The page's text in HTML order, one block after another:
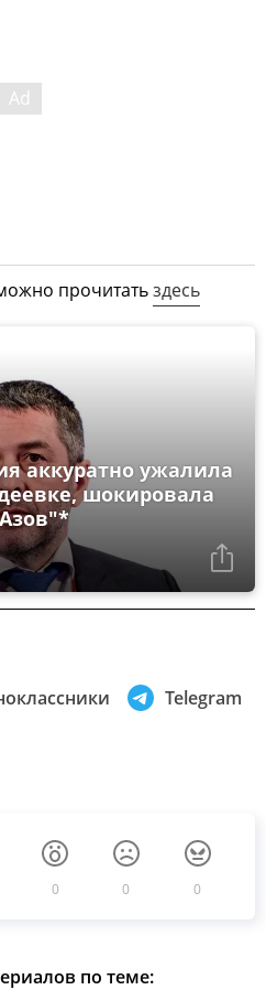
прочитатьздесь
аккуратно ужалила
шокировала
Telegram
0 0 0
по теме: